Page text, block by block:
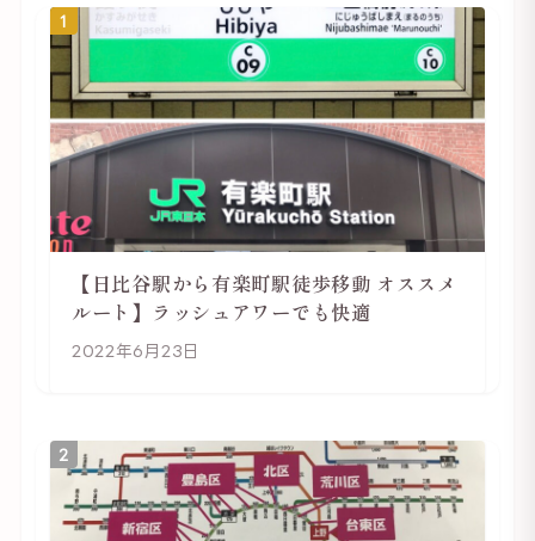
1
【日比谷駅から有楽町駅徒歩移動 オススメ
ルート】ラッシュアワーでも快適
2022年6月23日
2